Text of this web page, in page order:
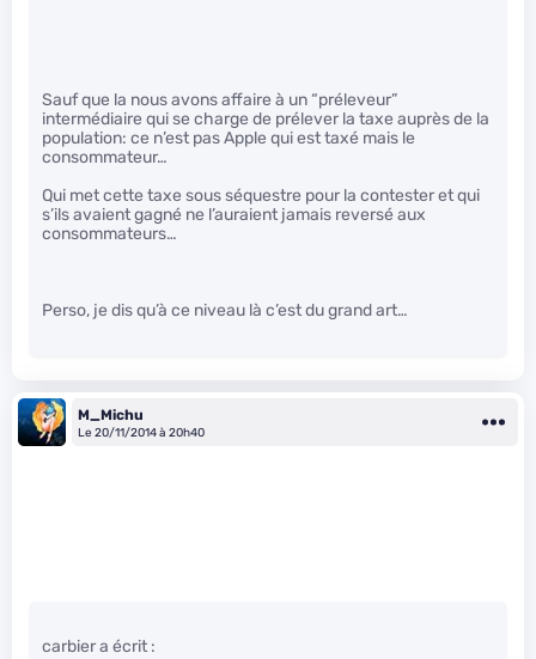
Sauf que la nous avons affaire à un “préleveur”
intermédiaire qui se charge de prélever la taxe auprès de la
population: ce n’est pas Apple qui est taxé mais le
consommateur…
Qui met cette taxe sous séquestre pour la contester et qui
s’ils avaient gagné ne l’auraient jamais reversé aux
consommateurs…
Perso, je dis qu’à ce niveau là c’est du grand art…
M_Michu
Le 20/11/2014 à 20h40
carbier a écrit :